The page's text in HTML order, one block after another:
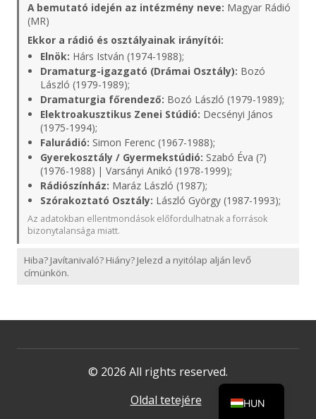
A bemutató idején az intézmény neve: Magyar Rádió
(MR)
Ekkor a rádió és osztályainak irányítói:
Elnök: Hárs István (1974-1988);
Dramaturg-igazgató (Drámai Osztály): Bozó
László (1979-1989);
Dramaturgia főrendező: Bozó László (1979-1989);
Elektroakusztikus Zenei Stúdió: Decsényi János
(1975-1994);
Falurádió: Simon Ferenc (1967-1988);
Gyerekosztály / Gyermekstúdió: Szabó Éva (?)
(1976-1988) | Varsányi Anikó (1978-1999);
Rádiószínház: Maráz László (1987);
Szórakoztató Osztály: László György (1987-1993);
Az adatokban ellentmondások előfordulhatnak a források
bizonytalansága miatt.
Hiba? Javítanivaló? Hiány? Jelezd a nyitólap alján levő
címünkön.
© 2026 All rights reserved.
Oldal tetejére
HUN